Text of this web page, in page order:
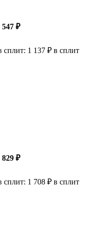
547 ₽
сплит: 1 137 ₽ в сплит
829 ₽
сплит: 1 708 ₽ в сплит